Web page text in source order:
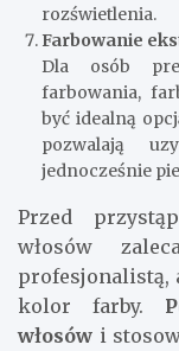
rozświetlenia.
Farbowanie
Dla osób
farbowania,
być idealną
pozwalają
jednocześnie
Przed
włosów
profesjonalistą,
kolor farby.
włosów i